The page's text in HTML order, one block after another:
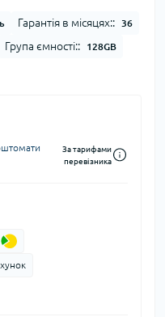
Гарантія в місяцях:: 36
Група ємності:: 128GB
За тарифами
перевізника